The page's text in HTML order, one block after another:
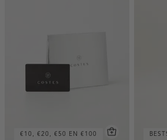
€10, €20, €50 EN €100